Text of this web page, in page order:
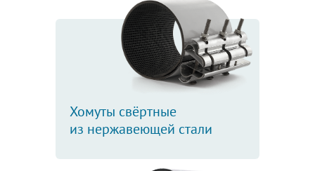
Хомуты свёртные
из нержавеющей стали